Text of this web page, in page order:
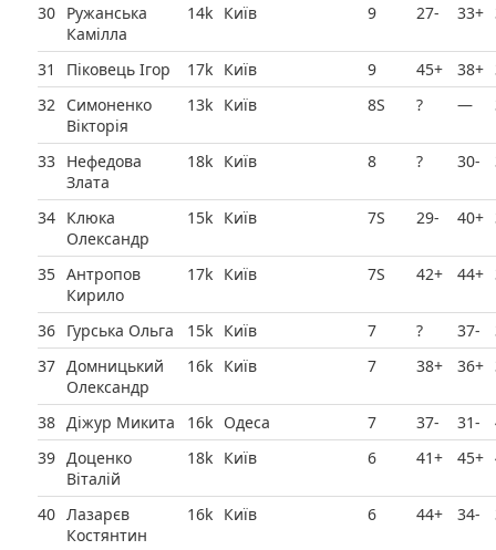
30 Ружанська
Камілла
14k Київ 9 27- 33+
31 Піковець Ігор 17k Київ 9 45+ 38+
32
Симоненко
Вікторія
13k Київ 8Ѕ ? —
33 Нефедова
Злата
18k Київ 8 ? 30-
34 Клюка
Олександр
15k Київ 7Ѕ 29- 40+
35 Антропов
Кирило
17k Київ 7Ѕ 42+ 44+
36 Гурська Ольга 15k Київ 7 ? 37-
37 Домницький
Олександр
16k Київ 7 38+ 36+
38 Діжур Микита 16k Одеса 7 37- 31-
39 Доценко
Віталій
18k Київ 6 41+ 45+
40 Лазарєв
Костянтин
16k Київ 6 44+ 34-